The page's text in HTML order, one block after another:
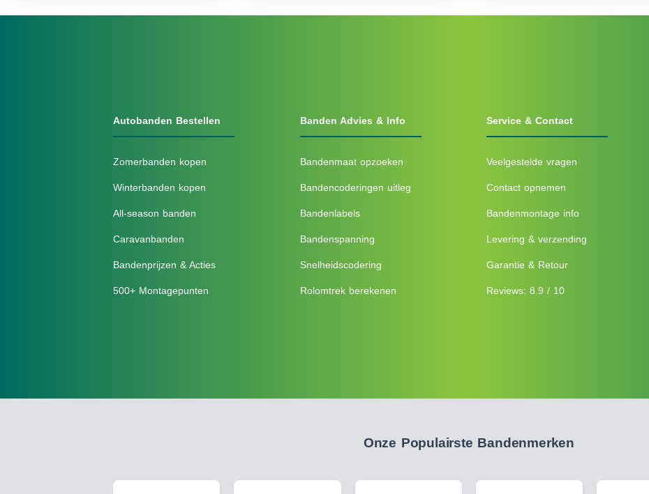
Autobanden Bestellen
Zomerbanden kopen
Winterbanden kopen
All-season banden
Caravanbanden
Bandenprijzen & Acties
500+ Montagepunten
Banden Advies & Info
Bandenmaat opzoeken
Bandencoderingen uitleg
Bandenlabels
Bandenspanning
Snelheidscodering
Rolomtrek berekenen
Service & Contact
Veelgestelde vragen
Contact opnemen
Bandenmontage info
Levering & verzending
Garantie & Retour
Reviews: 8.9 / 10
Onze Populairste Bandenmerken